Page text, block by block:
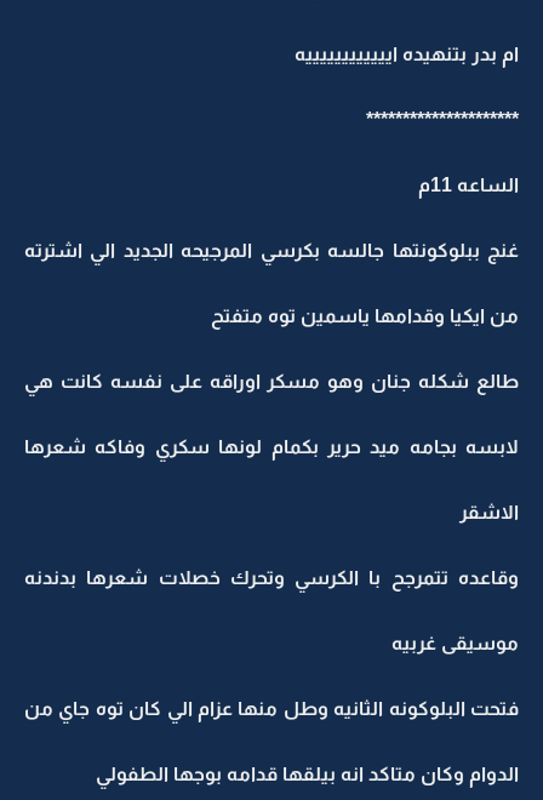
ام بدر بتنهيده اييييييييييييه
*********************
الساعه 11م
غنج ببلوكونتها جالسه بكرسي المرجيحه الجديد الي اشترته
من ايكيا وقدامها ياسمين توه متفتح
طالع شكله جنان وهو مسكر اوراقه على نفسه كانت هي
لابسه بجامه ميد حرير بكمام لونها سكري وفاكه شعرها
الاشقر
وقاعده تتمرجح با الكرسي وتحرك خصلات شعرها بدندنه
موسيقى غربيه
فتحت البلوكونه الثانيه وطل منها عزام الي كان توه جاي من
الدوام وكان متاكد انه بيلقها قدامه بوجها الطفولي